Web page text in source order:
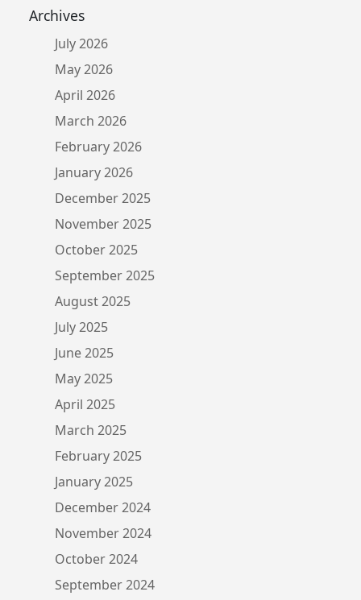
Archives
July 2026
May 2026
April 2026
March 2026
February 2026
January 2026
December 2025
November 2025
October 2025
September 2025
August 2025
July 2025
June 2025
May 2025
April 2025
March 2025
February 2025
January 2025
December 2024
November 2024
October 2024
September 2024